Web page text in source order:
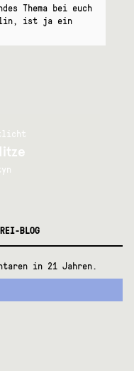
Thema bei euch
ist ja ein
BLOG
in 21 Jahren.